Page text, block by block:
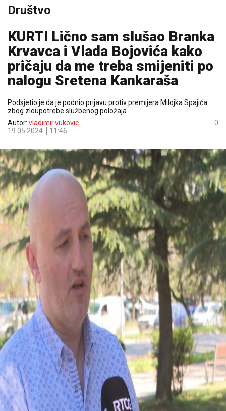
Društvo
KURTI Lično sam slušao Branka
Krvavca i Vlada Bojovića kako
pričaju da me treba smijeniti po
nalogu Sretena Kankaraša
Podsjetio je da je podnio prijavu protiv premijera Milojka Spajića
zbog zloupotrebe službenog položaja
Autor: vladimir.vukovic
19.05.2024.
11:46
0